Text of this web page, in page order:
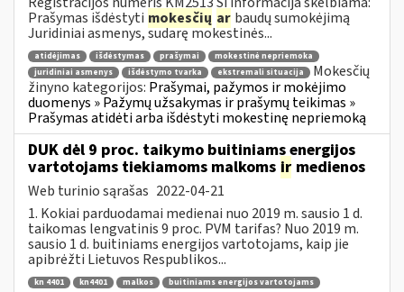
Prašymas išdėstyti mokesčių ar baudų sumokėjimą
Juridiniai asmenys, sudarę mokestinės...
atidėjimas išdėstymas prašymai
mokestinė nepriemoka
juridiniai asmenys
išdėstymo tvarka ekstremali situacija
Mokesčių
žinyno kategorijos: Prašymai, pažymos ir mokėjimo
duomenys » Pažymų užsakymas ir prašymų teikimas »
Prašymas atidėti arba išdėstyti mokestinę nepriemoką
DUK dėl 9 proc. taikymo buitiniams energijos
vartotojams tiekiamoms malkoms ir medienos
Web turinio sąrašas 2022-04-21
1. Kokiai parduodamai medienai nuo 2019 m. sausio 1 d.
taikomas lengvatinis 9 proc. PVM tarifas? Nuo 2019 m.
sausio 1 d. buitiniams energijos vartotojams, kaip jie
apibrėžti Lietuvos Respublikos...
kn 4401 kn4401 malkos buitiniams energijos vartotojams